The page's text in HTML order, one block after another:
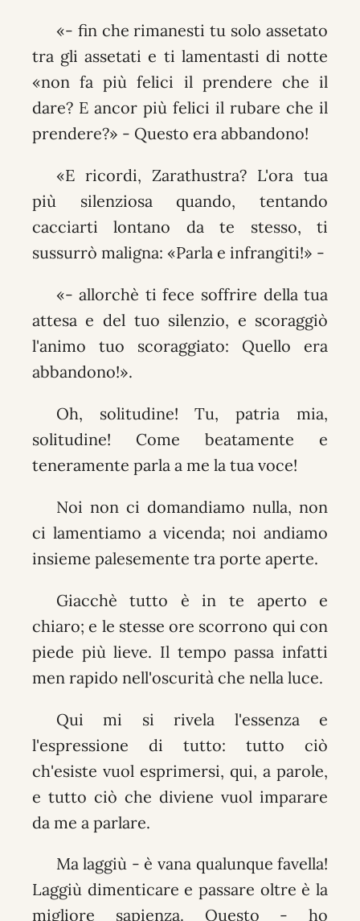
«- fin che rimanesti tu solo assetato
tra gli assetati e ti lamentasti di notte
«non fa più felici il prendere che il
dare? E ancor più felici il rubare che il
prendere?» - Questo era abbandono!
«E ricordi, Zarathustra? L'ora tua
più silenziosa quando, tentando
cacciarti lontano da te stesso, ti
sussurrò maligna: «Parla e infrangiti!» -
«- allorchè ti fece soffrire della tua
attesa e del tuo silenzio, e scoraggiò
l'animo tuo scoraggiato: Quello era
abbandono!».
Oh, solitudine! Tu, patria mia,
solitudine! Come beatamente e
teneramente parla a me la tua voce!
Noi non ci domandiamo nulla, non
ci lamentiamo a vicenda; noi andiamo
insieme palesemente tra porte aperte.
Giacchè tutto è in te aperto e
chiaro; e le stesse ore scorrono qui con
piede più lieve. Il tempo passa infatti
men rapido nell'oscurità che nella luce.
Qui mi si rivela l'essenza e
l'espressione di tutto: tutto ciò
ch'esiste vuol esprimersi, qui, a parole,
e tutto ciò che diviene vuol imparare
da me a parlare.
Ma laggiù - è vana qualunque favella!
Laggiù dimenticare e passare oltre è la
migliore sapienza. Questo - ho